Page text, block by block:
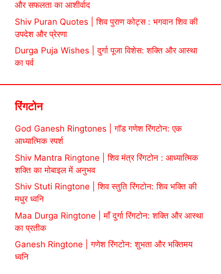
और सफलता का आशीर्वाद
Shiv Puran Quotes | शिव पुराण कोट्स : भगवान शिव की
उपदेश और प्रेरणा
Durga Puja Wishes | दुर्गा पूजा विशेस: शक्ति और आस्था
का पर्व
रिंगटोन
God Ganesh Ringtones | गॉड गणेश रिंगटोन: एक
आध्यात्मिक स्पर्श
Shiv Mantra Ringtone | शिव मंत्र रिंगटोन : आध्यात्मिक
शक्ति का मोबाइल में अनुभव
Shiv Stuti Ringtone | शिव स्तुति रिंगटोन: शिव भक्ति की
मधुर ध्वनि
Maa Durga Ringtone | माँ दुर्गा रिंगटोन: शक्ति और आस्था
का प्रतीक
Ganesh Ringtone | गणेश रिंगटोन: शुभता और भक्तिमय
ध्वनि